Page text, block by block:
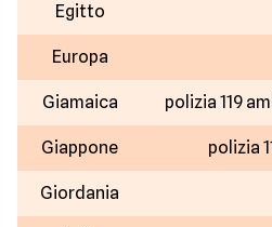
Egitto
Europa
Giamaica polizia 119
Giappone polizia
Giordania